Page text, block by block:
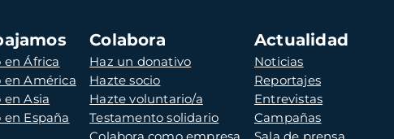
en África
en América
Asia
España
Colabora
Haz un donativo
Hazte socio
Hazte voluntario/a
Testamento solidario
Actualidad
Noticias
Reportajes
Entrevistas
Campañas